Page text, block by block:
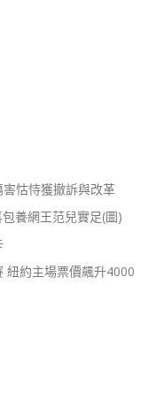
怙恃獲撤訴與改革
養網王范兒實足(圖)
紐約主場票價飆升4000